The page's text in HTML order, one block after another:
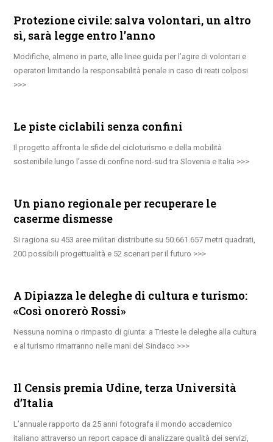
Protezione civile: salva volontari, un altro
sì, sarà legge entro l’anno
Modifiche, almeno in parte, alle linee guida per l’agire di volontari e
operatori limitando la responsabilità penale in caso di reati colposi
Le piste ciclabili senza confini
Il progetto affronta le sfide del cicloturismo e della mobilità
sostenibile lungo l’asse di confine nord-sud tra Slovenia e Italia
Un piano regionale per recuperare le
caserme dismesse
Si ragiona su 453 aree militari distribuite su 50.661.657 metri quadrati,
200 possibili progettualità e 52 scenari per il futuro
A Dipiazza le deleghe di cultura e turismo:
«Così onorerò Rossi»
Nessuna nomina o rimpasto di giunta: a Trieste le deleghe alla cultura
e al turismo rimarranno nelle mani del Sindaco
Il Censis premia Udine, terza Università
d’Italia
L’annuale rapporto da 25 anni fotografa il mondo accademico
italiano attraverso un report capace di analizzare qualità dei servizi,